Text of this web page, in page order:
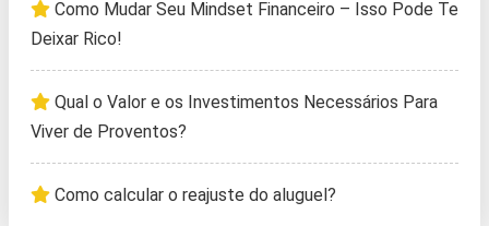
Como Mudar Seu Mindset Financeiro – Isso Pode Te
Deixar Rico!
Qual o Valor e os Investimentos Necessários Para
Viver de Proventos?
Como calcular o reajuste do aluguel?